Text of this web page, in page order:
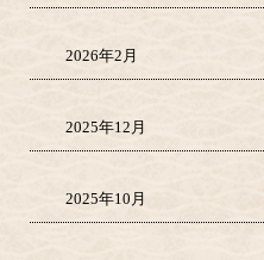
2026年2月
2025年12月
2025年10月